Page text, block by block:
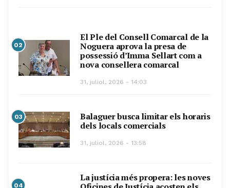
02
El Ple del Consell Comarcal de la
Noguera aprova la presa de
possessió d’Imma Sellart com a
nova consellera comarcal
31, juliol, 2026 - 14:03
03
Balaguer busca limitar els horaris
dels locals comercials
31, juliol, 2026 - 13:58
04
La justícia més propera: les noves